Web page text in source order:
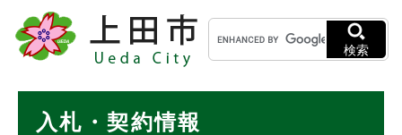
メニューを飛ばして本文へ
キ
ー
ワ
検索
入札・契約情報